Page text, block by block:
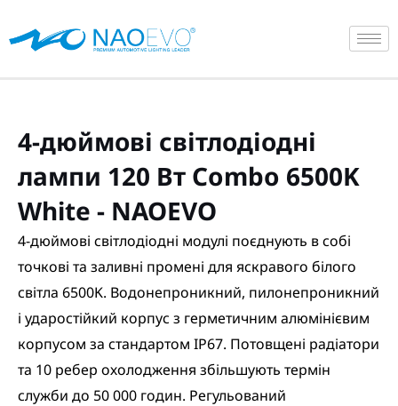
до
4-дюймові світлодіодні
лампи 120 Вт Combo 6500K
White - NAOEVO
4-дюймові світлодіодні модулі поєднують в собі
точкові та заливні промені для яскравого білого
світла 6500K. Водонепроникний, пилонепроникний
і ударостійкий корпус з герметичним алюмінієвим
корпусом за стандартом IP67. Потовщені радіатори
та 10 ребер охолодження збільшують термін
служби до 50 000 годин. Регульований